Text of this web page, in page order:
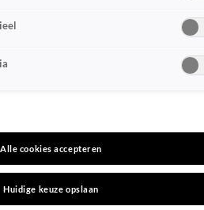
Alle cookies accepteren
Huidige keuze opslaan